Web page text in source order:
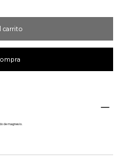
carrito
de magnesio.